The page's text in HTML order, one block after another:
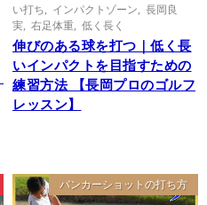
い打ち
インパクトゾーン
長岡良
実
右足体重 低く長く
伸びのある球を打つ｜低く長
いインパクトを目指すための
練習方法 【長岡プロのゴルフ
レッスン】
バンカーショットの打ち方